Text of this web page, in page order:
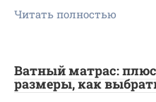
Читать полностью
Ватный матрас:
размеры, как